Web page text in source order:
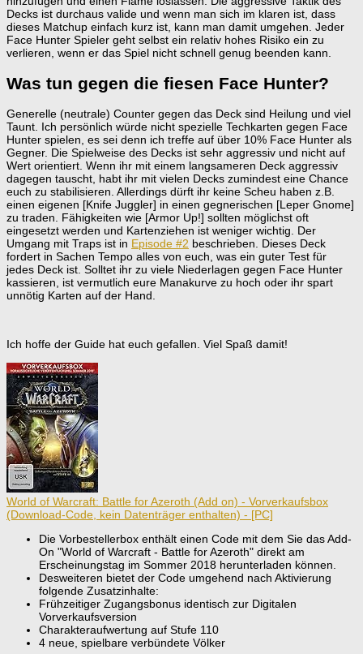
Decks ist durchaus valide und wenn man sich im klaren ist, dass
dieses Matchup einfach kurz ist, kann man damit umgehen. Jeder
Face Hunter Spieler geht selbst ein relativ hohes Risiko ein zu
verlieren, wenn er das Spiel nicht schnell genug beenden kann.
Was tun gegen die fiesen Face Hunter?
Generelle (neutrale) Counter gegen das Deck sind Heilung und viel
Taunt. Ich persönlich würde nicht spezielle Techkarten gegen Face
Hunter spielen, es sei denn ich treffe auf über 10% Face Hunter als
Gegner. Die Spielweise des Decks ist sehr aggressiv und nicht auf
Wert orientiert. Wenn ihr mit einem langsameren Deck aggressiv
dagegen tauscht, habt ihr mit vielen Decks zumindest eine Chance
euch zu stabilisieren. Allerdings dürft ihr keine Scheu haben z.B.
einen eigenen [Knife Juggler] in einen gegnerischen [Leper Gnome]
zu traden. Fähigkeiten wie [Armor Up!] sollten möglichst oft
eingesetzt werden und Kartenziehen ist weniger wichtig. Der
Umgang mit Traps ist in Episode #2 beschrieben. Dieses Deck
fordert in Sachen Tempo alles von euch, was ein guter Test für
jedes Deck ist. Solltet ihr zu viele Niederlagen gegen Face Hunter
kassieren, ist vermutlich eure Manakurve zu hoch oder ihr spart
unnötig Karten auf der Hand.
Ich hoffe der Guide hat euch gefallen. Viel Spaß damit!
World of Warcraft: Battle for Azeroth (Add on) - Vorverkaufsbox
(Download-Code, kein Datenträger enthalten) - [PC]
Die Vorbestellerbox enthält einen Code mit dem Sie das Add-
On "World of Warcraft - Battle for Azeroth" direkt am
Erscheinungstag im Sommer 2018 herunterladen können.
Desweiteren bietet der Code umgehend nach Aktivierung
folgende Zusatzinhalte:
Frühzeitiger Zugangsbonus identisch zur Digitalen
Vorverkaufsversion
Charakteraufwertung auf Stufe 110
4 neue, spielbare verbündete Völker